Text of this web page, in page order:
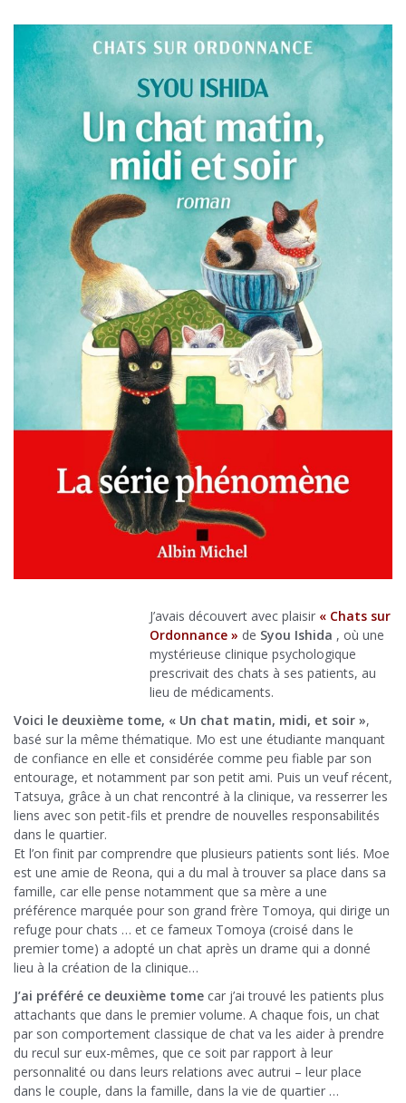
J’avais découvert avec plaisir « Chats sur
Ordonnance » de Syou Ishida , où une
mystérieuse clinique psychologique
prescrivait des chats à ses patients, au
lieu de médicaments.
Voici le deuxième tome, « Un chat matin, midi, et soir »,
basé sur la même thématique. Mo est une étudiante manquant
de confiance en elle et considérée comme peu fiable par son
entourage, et notamment par son petit ami. Puis un veuf récent,
Tatsuya, grâce à un chat rencontré à la clinique, va resserrer les
liens avec son petit-fils et prendre de nouvelles responsabilités
dans le quartier.
Et l’on finit par comprendre que plusieurs patients sont liés. Moe
est une amie de Reona, qui a du mal à trouver sa place dans sa
famille, car elle pense notamment que sa mère a une
préférence marquée pour son grand frère Tomoya, qui dirige un
refuge pour chats … et ce fameux Tomoya (croisé dans le
premier tome) a adopté un chat après un drame qui a donné
lieu à la création de la clinique…
J’ai préféré ce deuxième tome car j’ai trouvé les patients plus
attachants que dans le premier volume. A chaque fois, un chat
par son comportement classique de chat va les aider à prendre
du recul sur eux-mêmes, que ce soit par rapport à leur
personnalité ou dans leurs relations avec autrui – leur place
dans le couple, dans la famille, dans la vie de quartier …